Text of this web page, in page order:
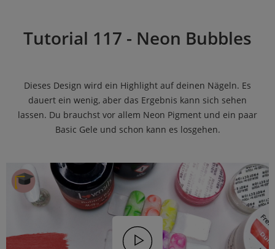
Tutorial 117 - Neon Bubbles
Dieses Design wird ein Highlight auf deinen Nägeln. Es
dauert ein wenig, aber das Ergebnis kann sich sehen
lassen. Du brauchst vor allem Neon Pigment und ein paar
Basic Gele und schon kann es losgehen.